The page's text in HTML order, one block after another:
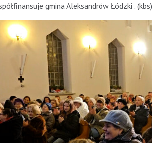
gmina Aleksandrów Łódzki . (kbs)